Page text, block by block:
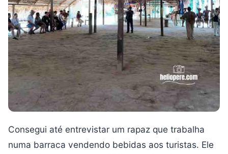
Consegui até entrevistar um rapaz que trabalha
numa barraca vendendo bebidas aos turistas. Ele